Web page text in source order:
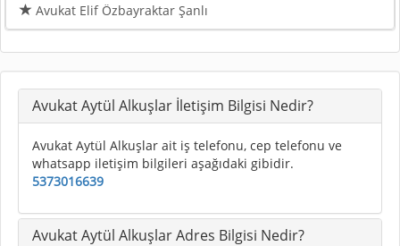
Avukat Elif Özbayraktar Şanlı
Avukat Aytül Alkuşlar İletişim Bilgisi Nedir?
Avukat Aytül Alkuşlar ait iş telefonu, cep telefonu ve
whatsapp iletişim bilgileri aşağıdaki gibidir.
5373016639
Avukat Aytül Alkuşlar Adres Bilgisi Nedir?